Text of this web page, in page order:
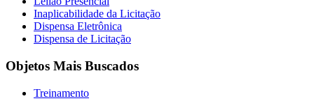
Inaplicabilidade da Licitação
Dispensa Eletrônica
Dispensa de Licitação
Objetos Mais Buscados
Treinamento